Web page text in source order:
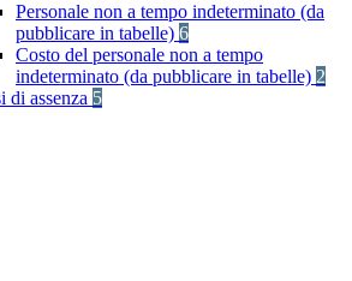
Personale non a tempo indeterminato (da
pubblicare in tabelle) 6
Costo del personale non a tempo
indeterminato (da pubblicare in tabelle) 2
di assenza 5